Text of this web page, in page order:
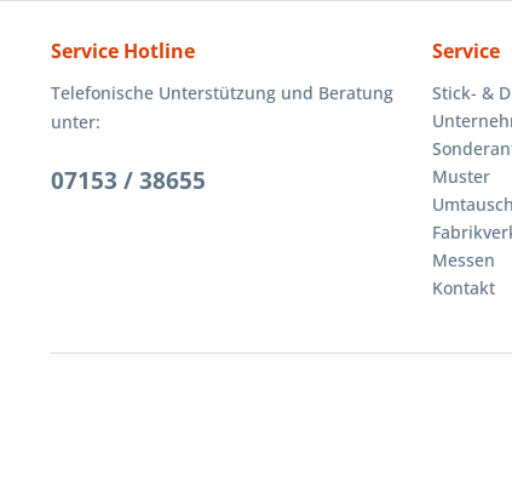
Service Hotline
Telefonische Unterstützung und Beratung
unter:
07153 / 38655
Service
Stick- &
Muster
Messen
Kontakt